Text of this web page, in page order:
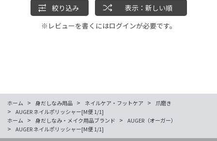
絞り込み
表示：新しい順
※レビューを書くにはログインが必要です。
ホーム > 身だしなみ用品 > ネイルケア・フットケア > 爪磨き
>
AUGER ネイルポリッシャー[M便 1/1]
ホーム
> 身だしなみ・メイク用品ブランド > AUGER（オーガー）
> AUGER ネイルポリッシャー[M便 1/1]